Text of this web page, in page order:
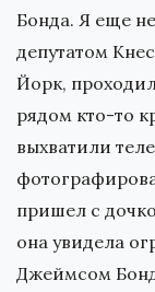
Бонда. Я еще
депутатом
Йорк,
рядом кто-то
выхватили
пришел с
она увидела
Джеймсом